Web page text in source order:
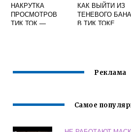
НАКРУТКА
ПРОСМОТРОВ
ТИК ТОК —
КАК ВЫЙТИ ИЗ
ТЕНЕВОГО БАНА
В ТИК ТОКЕ
Реклама
Самое